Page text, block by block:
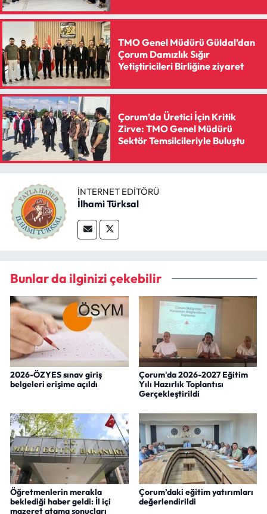
TMO Genel Müdürü Güldal’dan
Çorum Damızlık Sığır
Yetiştiricileri Birliğine ziyaret
Çorum’da Üretici İçin Kritik
Zirve: TMO Genel Müdürü
Sektör Temsilcileriyle Buluştu
İNTERNET EDITÖRÜ
İlhami Türksal
Bunlar da ilginizi çekebilir
2026-ÖZYES sınav giriş
belgeleri erişime açıldı
Çorum'da 2026-2027 Eğitim
Yılı Hazırlık Toplantısı
Gerçekleştirildi
Öğretmenlerin merakla
beklediği haber geldi: İl içi
mazeret atama sonuçları
Çorum’daki eğitim yatırımları
değerlendirildi
Spor
Sungurlu Haberleri
Turizm
Uğurludağ Haberleri
Yaşam
Yayla Haber
Yemek Tarifleri
Yerel Haberler